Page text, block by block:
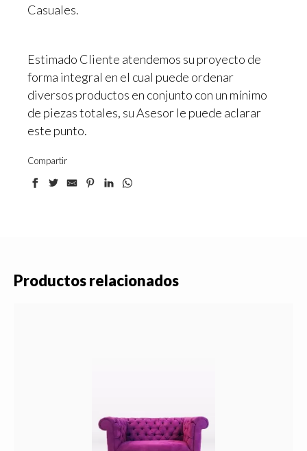
Casuales.
Estimado Cliente atendemos su proyecto de
forma integral en el cual puede ordenar
diversos productos en conjunto con un mínimo
de piezas totales, su Asesor le puede aclarar
este punto.
Compartir
Productos relacionados